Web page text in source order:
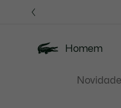
informação
Homem